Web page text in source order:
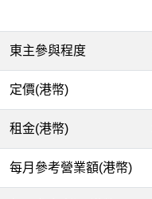
東主參與程度
定價(港幣)
租金(港幣)
每月參考營業額(港幣)